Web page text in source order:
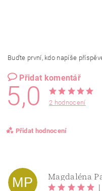
Buďte první, kdo napíše
Přidat komentář
5,0 2 hodnocení
Přidat hodnocení
MP Magdaléna
|